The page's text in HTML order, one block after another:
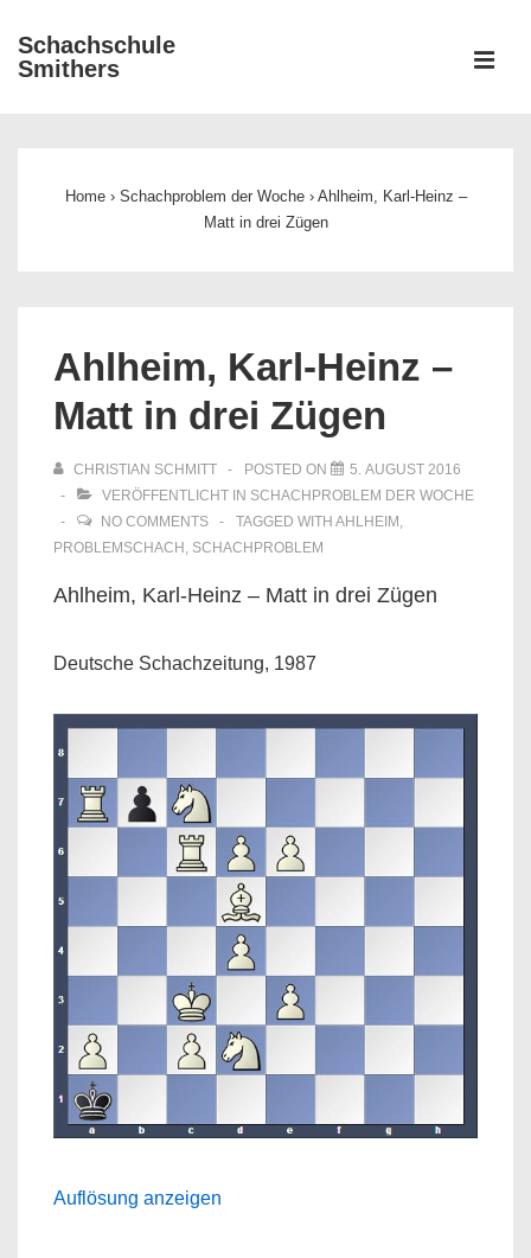
Zum
Inhalt
Schachschule
Smithers
Home › Schachproblem der Woche › Ahlheim, Karl-Heinz –
Matt in drei Zügen
Ahlheim, Karl-Heinz –
Matt in drei Zügen
CHRISTIAN SCHMITT POSTED ON
5. AUGUST 2016
VERÖFFENTLICHT IN SCHACHPROBLEM DER WOCHE
NO COMMENTS
TAGGED WITH AHLHEIM ,
PROBLEMSCHACH , SCHACHPROBLEM
Ahlheim, Karl-Heinz – Matt in drei Zügen
Deutsche Schachzeitung, 1987
Auflösung anzeigen